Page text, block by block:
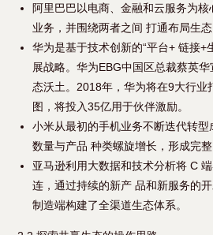
阿里巴巴以电商、金融和云服务为
业务，并围绕两者之间 打通布局生态
华为是基于技术创新的“平台+ 链接+
展战略。华为EBG中国区总裁蔡英
态沃土。2018年，华为将在9大行业
图，将投入35亿用于伙伴激励。
小米从最初的手机业务不断迭代转
数量与产品 种类螺旋增长，形成完整
亚马逊利用大数据和技术分析将 C
连，通过持续的新产 品和新服务的
制造端构建了全渠道生态体系。